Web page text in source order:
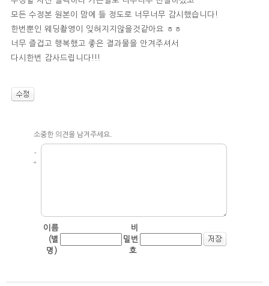
모든 수정본 원본이 맘에 들 정도로 너무너무 감시했습니다!
한번뿐인 웨딩촬영이 잊혀지지않을것같아요 ㅎㅎ
너무 즐겁고 행복했고 좋은 결과물을 안겨주셔서
다시한번 감사드립니다!!!
소중한 의견을 남겨주세요.
-
+
이름
(별
명)
비
밀번
호